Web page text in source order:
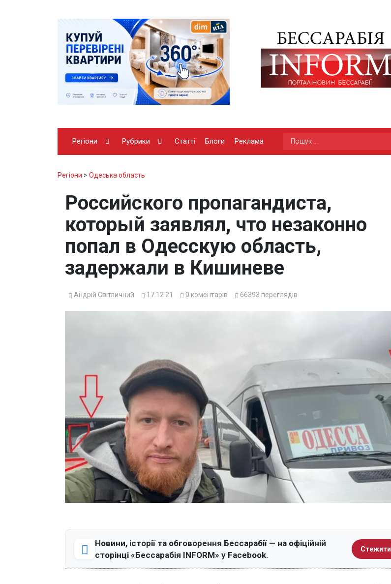
Регіони Рубрики Статті Блоги Реклама
Регіони > Одеська область
Российского пропагандиста,
который заявлял, что незаконно
попал в Одесскую область,
задержали в Кишиневе
Андрій Світличний 17.12.21 0 коментарів 66393 переглядів
Новини, історії та обговорення Бессарабії — на офіційній
сторінці «Бессарабія INFORM» у Facebook.
Стежити